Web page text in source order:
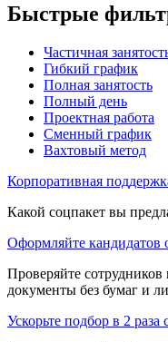
Быстрые
Частичная
Гибкий график
Полная занятость
Полный день
Проектная работа
Сменный график
Вахтовый метод
Корпоративная
Какой соцпакет вы
Оформляйте кандидатов
Проверяйте
документы без бумаг и
Ускорьте подбор в 2 раза